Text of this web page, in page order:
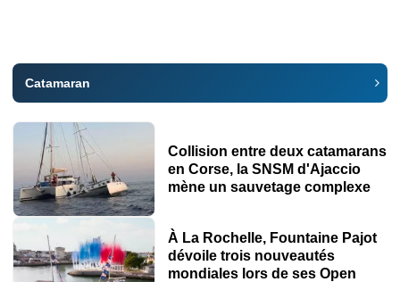
Catamaran
Collision entre deux catamarans
en Corse, la SNSM d'Ajaccio
mène un sauvetage complexe
À La Rochelle, Fountaine Pajot
dévoile trois nouveautés
mondiales lors de ses Open